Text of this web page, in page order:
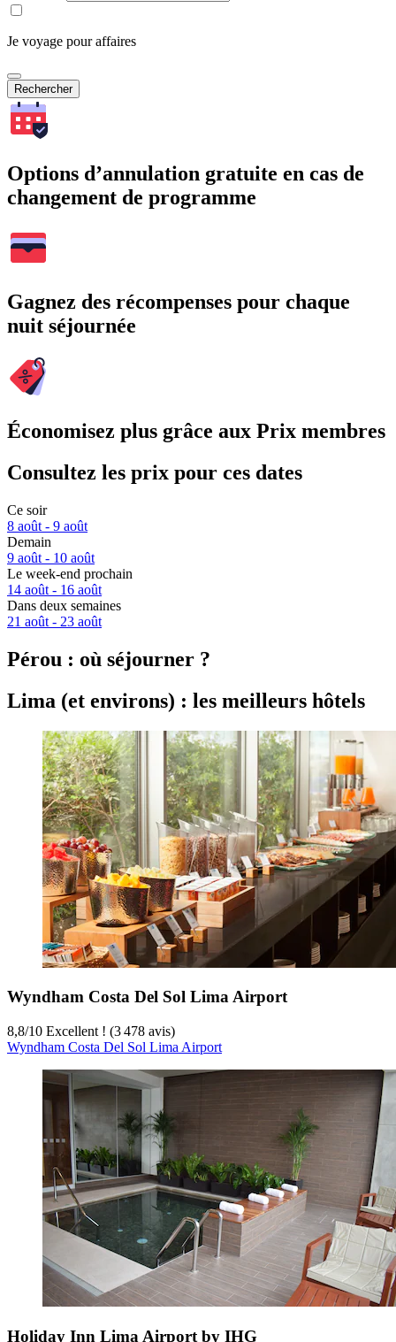
Je voyage pour affaires
Rechercher
Options d’annulation gratuite en cas de
changement de programme
Gagnez des récompenses pour chaque
nuit séjournée
Économisez plus grâce aux Prix membres
Consultez les prix pour ces dates
Ce soir
8 août - 9 août
Demain
9 août - 10 août
Le week-end prochain
14 août - 16 août
Dans deux semaines
21 août - 23 août
Pérou : où séjourner ?
Lima (et environs) : les meilleurs hôtels
Wyndham Costa Del Sol Lima Airport
8,8/10 Excellent ! (3 478 avis)
Wyndham Costa Del Sol Lima Airport
Holiday Inn Lima Airport by IHG